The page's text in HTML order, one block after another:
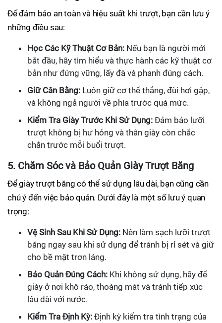
Để đảm bảo an toàn và hiệu suất khi trượt, bạn cần lưu ý
những điều sau:
Học Các Kỹ Thuật Cơ Bản: Nếu bạn là người mới
bắt đầu, hãy tìm hiểu và thực hành các kỹ thuật cơ
bản như đứng vững, lấy đà và phanh đúng cách.
Giữ Cân Bằng: Luôn giữ cơ thể thẳng, đùi hơi gập,
và không ngả người về phía trước quá mức.
Kiểm Tra Giày Trước Khi Sử Dụng: Đảm bảo lưỡi
trượt không bị hư hỏng và thân giày còn chắc
chắn trước mỗi buổi trượt.
5. Chăm Sóc và Bảo Quản Giày Trượt Băng
Để giày trượt băng có thể sử dụng lâu dài, bạn cũng cần
chú ý đến việc bảo quản. Dưới đây là một số lưu ý quan
trọng:
Vệ Sinh Sau Khi Sử Dụng: Nên làm sạch lưỡi trượt
băng ngay sau khi sử dụng để tránh bị rỉ sét và giữ
cho bề mặt trơn láng.
Bảo Quản Đúng Cách: Khi không sử dụng, hãy để
giày ở nơi khô ráo, thoáng mát và tránh tiếp xúc
lâu dài với nước.
Kiểm Tra Định Kỳ: Định kỳ kiểm tra tình trạng của